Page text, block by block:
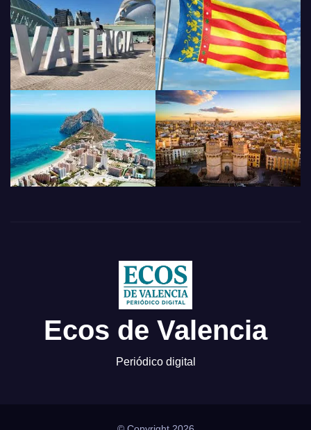
Ecos de Valencia
Periódico digital